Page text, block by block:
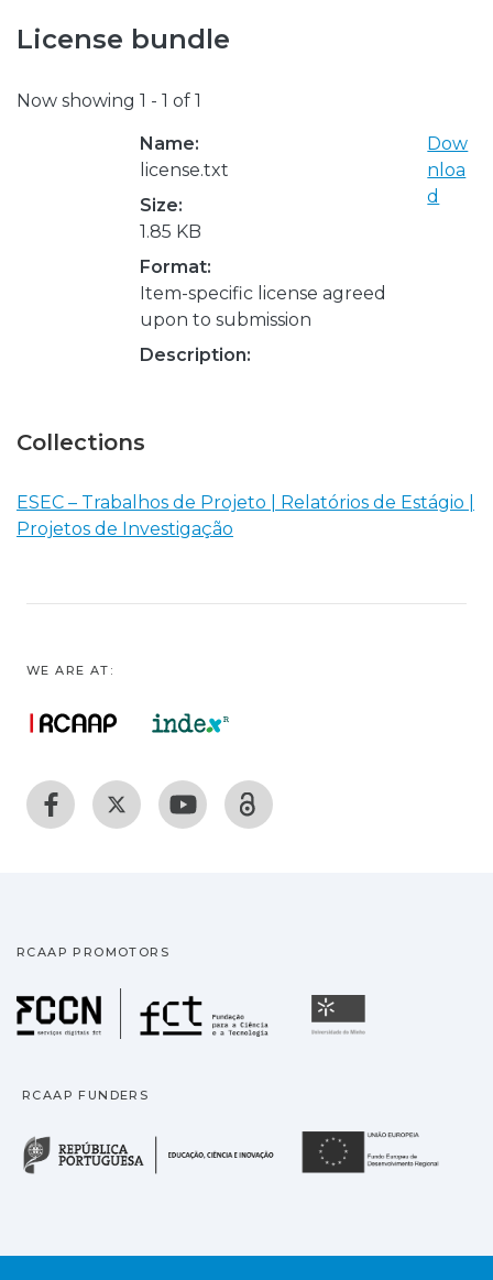
License bundle
Now showing 1 - 1 of 1
Name:
license.txt
Size:
1.85 KB
Format:
Item-specific license agreed
upon to submission
Description:
Dow
nloa
d
Collections
ESEC – Trabalhos de Projeto | Relatórios de Estágio |
Projetos de Investigação
WE ARE AT:
RCAAP PROMOTORS
Fundação para a
RCAAP FUNDERS
República Portuguesa